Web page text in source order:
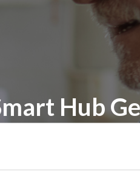
Hub